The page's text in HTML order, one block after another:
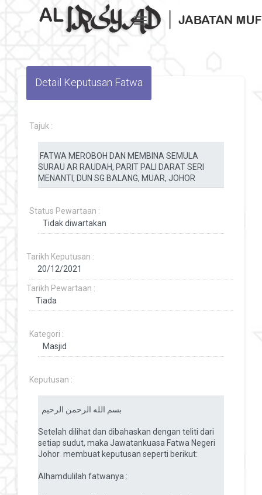
Toggle navigation
Detail Keputusan Fatwa
Tajuk :
Status Pewartaan :
Tarikh Keputusan :
Tarikh Pewartaan :
Kategori :
Keputusan :